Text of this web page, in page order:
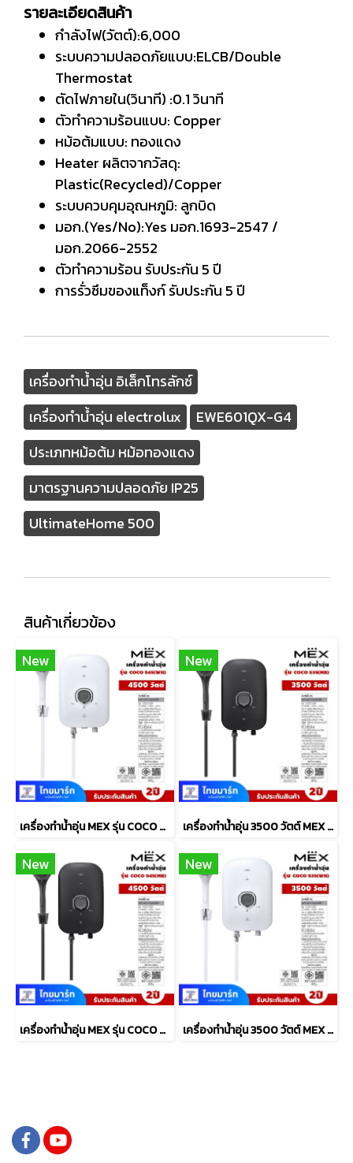
รายละเอียดสินค้า
กำลังไฟ(วัตต์):6,000
ระบบความปลอดภัยแบบ:ELCB/Double
Thermostat
ตัดไฟภายใน(วินาที) :0.1 วินาที
ตัวทำความร้อนแบบ: Copper
หม้อต้มแบบ: ทองแดง
Heater ผลิตจากวัสดุ:
Plastic(Recycled)/Copper
ระบบควบคุมอุณหภูมิ: ลูกบิด
มอก.(Yes/No):Yes มอก.1693-2547 /
มอก.2066-2552
ตัวทำความร้อน รับประกัน 5 ปี
การรั่วซึมของแท็งก์ รับประกัน 5 ปี
เครื่องทำน้ำอุ่น อิเล็กโทรลักซ์
เครื่องทำน้ำอุ่น electrolux
EWE601QX-G4
ประเภทหม้อต้ม หม้อทองแดง
มาตรฐานความปลอดภัย IP25
UltimateHome 500
สินค้าเกี่ยวข้อง
New
เครื่องทำน้ำอุ่น MEX รุ่น COCO S45 (WH) 4500วัตต์ สีขาว
New
เครื่องทำน้ำอุ่น 3500 วัตต์ MEX รุ่น COCO S35 (MB) สีดำ
New
เครื่องทำน้ำอุ่น MEX รุ่น COCO S45 (MB) 4500วัตต์
New
เครื่องทำน้ำอุ่น 3500 วัตต์ MEX รุ่น COCO S35 (WH) สีขาว